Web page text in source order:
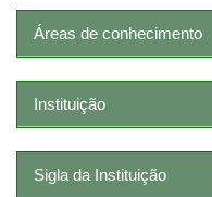
Áreas de conhecimento
Instituição
Sigla da Instituição